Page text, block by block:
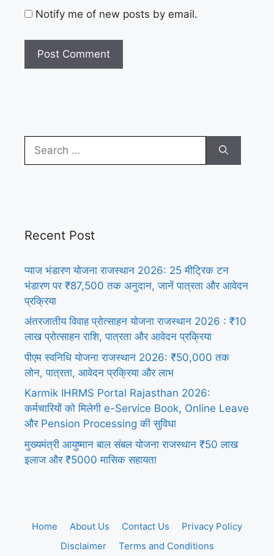
Notify me of new posts by email.
for:
Recent Post
प्याज भंडारण योजना राजस्थान 2026: 25 मीट्रिक टन
भंडारण पर ₹87,500 तक अनुदान, जानें पात्रता और आवेदन
प्रक्रिया
अंतरजातीय विवाह प्रोत्साहन योजना राजस्थान 2026 : ₹10
लाख प्रोत्साहन राशि, पात्रता और आवेदन प्रक्रिया
पीएम स्वनिधि योजना राजस्थान 2026: ₹50,000 तक
लोन, पात्रता, आवेदन प्रक्रिया और लाभ
Karmik IHRMS Portal Rajasthan 2026:
कर्मचारियों को मिलेगी e-Service Book, Online Leave
और Pension Processing की सुविधा
मुख्यमंत्री आयुष्मान बाल संबल योजना राजस्थान ₹50 लाख
इलाज और ₹5000 मासिक सहायता
Home About Us Contact Us
Privacy Policy
Disclaimer
Terms and Conditions